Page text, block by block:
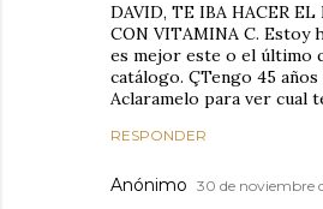
DAVID, TE IBA HACER
CON VITAMINA C. Estoy
es mejor este o el último
catálogo. ÇTengo 45
Aclaramelo para ver cual
RESPONDER
Anónimo 30 de noviembre